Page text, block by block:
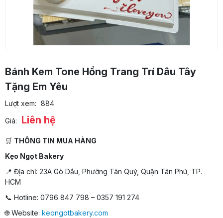
Bánh Kem Tone Hồng Trang Trí Dâu Tây
Tặng Em Yêu
Lượt xem: 884
Giá: Liên hệ
🛒 THÔNG TIN MUA HÀNG
Kẹo Ngọt Bakery
📍 Địa chỉ: 23A Gò Dầu, Phường Tân Quý, Quận Tân Phú, TP.
HCM
📞 Hotline: 0796 847 798 – 0357 191 274
🌐 Website: keongotbakery.com